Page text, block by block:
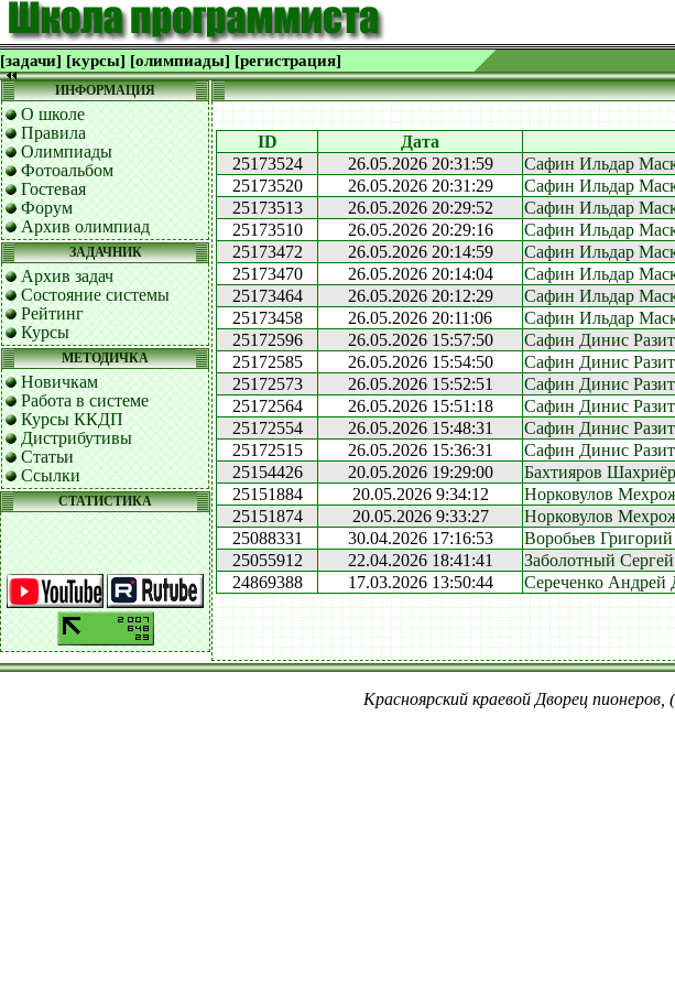
[задачи] [курсы] [олимпиады] [регистрация]
ИНФОРМАЦИЯ
О школе
Правила
Олимпиады
Фотоальбом
Гостевая
Форум
Архив олимпиад
ЗАДАЧНИК
Архив задач
Состояние системы
Рейтинг
Курсы
МЕТОДИЧКА
Новичкам
Работа в системе
Курсы ККДП
Дистрибутивы
Статьи
Ссылки
СТАТИСТИКА
ID
Дата
25173524
26.05.2026 20:31:59 Сафин Ильдар
25173520
26.05.2026 20:31:29 Сафин Ильдар
25173513
26.05.2026 20:29:52 Сафин Ильдар
25173510
26.05.2026 20:29:16 Сафин Ильдар
25173472
26.05.2026 20:14:59 Сафин Ильдар
25173470
26.05.2026 20:14:04 Сафин Ильдар
25173464
26.05.2026 20:12:29 Сафин Ильдар
25173458
26.05.2026 20:11:06 Сафин Ильдар
25172596
26.05.2026 15:57:50 Сафин Динис
25172585
26.05.2026 15:54:50 Сафин Динис
25172573
26.05.2026 15:52:51 Сафин Динис
25172564
26.05.2026 15:51:18 Сафин Динис
25172554
26.05.2026 15:48:31 Сафин Динис
25172515
26.05.2026 15:36:31 Сафин Динис
25154426
20.05.2026 19:29:00 Бахтияров Шахриёр
25151884
20.05.2026 9:34:12 Норковулов
25151874
20.05.2026 9:33:27 Норковулов
25088331
30.04.2026 17:16:53 Воробьев
25055912
22.04.2026 18:41:41 Заболотный
24869388
17.03.2026 13:50:44 Сереченко Андрей
Красноярский краевой Дворец